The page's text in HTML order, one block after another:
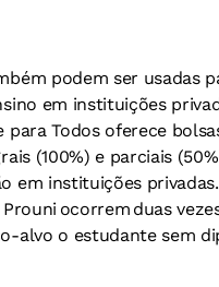
podem ser usadas
em instituições
para Todos oferece
(100%) e parciais
em instituições
ocorrem duas
alvo o estudante sem